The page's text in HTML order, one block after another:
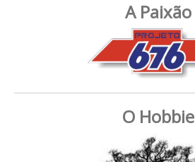
A Paixão
O Hobbie